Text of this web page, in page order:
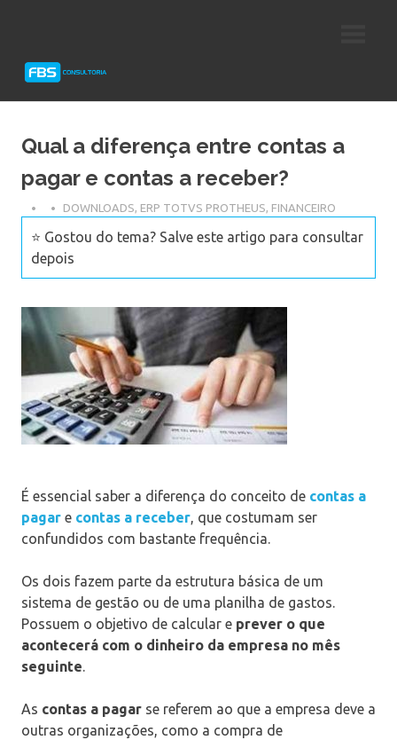
Protheus
Qual a diferença entre contas a
pagar e contas a receber?
DOWNLOADS, ERP TOTVS PROTHEUS, FINANCEIRO
⭐ Gostou do tema? Salve este artigo para consultar
depois
É essencial saber a diferença do conceito de contas a
pagar e contas a receber, que costumam ser
confundidos com bastante frequência.
Os dois fazem parte da estrutura básica de um
sistema de gestão ou de uma planilha de gastos.
Possuem o objetivo de calcular e prever o que
acontecerá com o dinheiro da empresa no mês
seguinte.
As contas a pagar se referem ao que a empresa deve a
outras organizações, como a compra de